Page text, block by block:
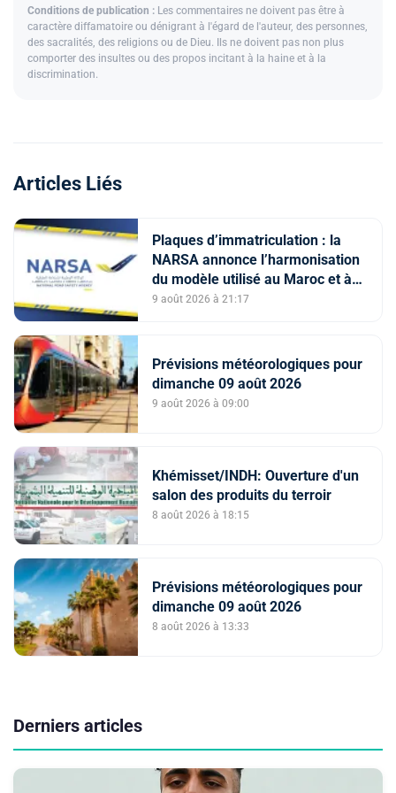
Conditions de publication : Les commentaires ne doivent pas être à
caractère diffamatoire ou dénigrant à l'égard de l'auteur, des personnes,
des sacralités, des religions ou de Dieu. Ils ne doivent pas non plus
comporter des insultes ou des propos incitant à la haine et à la
discrimination.
Articles Liés
Plaques d’immatriculation : la
NARSA annonce l’harmonisation
du modèle utilisé au Maroc et à
l’étranger
9 août 2026 à 21:17
Prévisions météorologiques pour
dimanche 09 août 2026
9 août 2026 à 09:00
Khémisset/INDH: Ouverture d'un
salon des produits du terroir
8 août 2026 à 18:15
Prévisions météorologiques pour
dimanche 09 août 2026
8 août 2026 à 13:33
Derniers articles